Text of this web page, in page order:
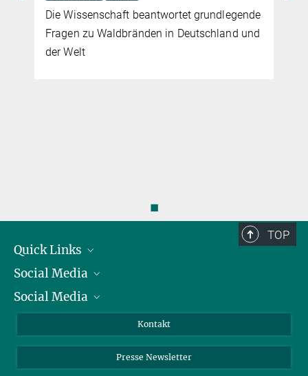
Die Wissenschaft beantwortet grundlegende
Fragen zu Waldbränden in Deutschland und
der Welt
◼
TOP
Quick Links
Präsident
Zahlen und Fakten
Meldestelle Fehlverhalten
Social Media
Bluesky
Social Media
YouTube
Kontakt
Presse Newsletter